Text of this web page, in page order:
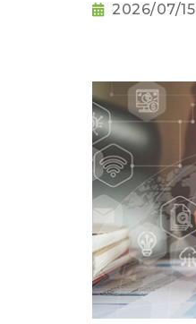
2026/07/15